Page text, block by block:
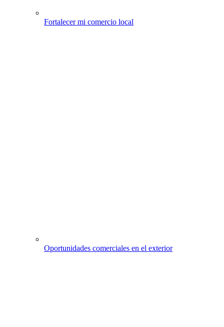
Fortalecer mi comercio local
Oportunidades comerciales en el exterior